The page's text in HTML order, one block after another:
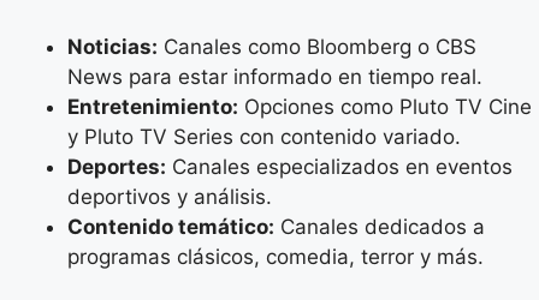
Noticias: Canales como Bloomberg o CBS
News para estar informado en tiempo real.
Entretenimiento: Opciones como Pluto TV Cine
y Pluto TV Series con contenido variado.
Deportes: Canales especializados en eventos
deportivos y análisis.
Contenido temático: Canales dedicados a
programas clásicos, comedia, terror y más.